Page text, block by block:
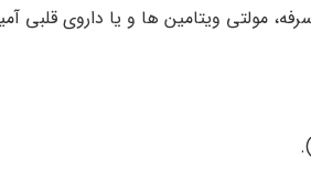
مولتی ویتامین ها و یا داروی قلبی